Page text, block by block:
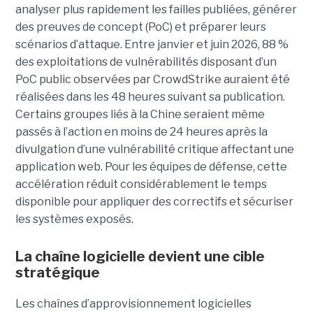
analyser plus rapidement les failles publiées, générer
des preuves de concept (PoC) et préparer leurs
scénarios d’attaque. Entre janvier et juin 2026, 88 %
des exploitations de vulnérabilités disposant d’un
PoC public observées par CrowdStrike auraient été
réalisées dans les 48 heures suivant sa publication.
Certains groupes liés à la Chine seraient même
passés à l’action en moins de 24 heures après la
divulgation d’une vulnérabilité critique affectant une
application web. Pour les équipes de défense, cette
accélération réduit considérablement le temps
disponible pour appliquer des correctifs et sécuriser
les systèmes exposés.
La chaîne logicielle devient une cible
stratégique
Les chaînes d’approvisionnement logicielles